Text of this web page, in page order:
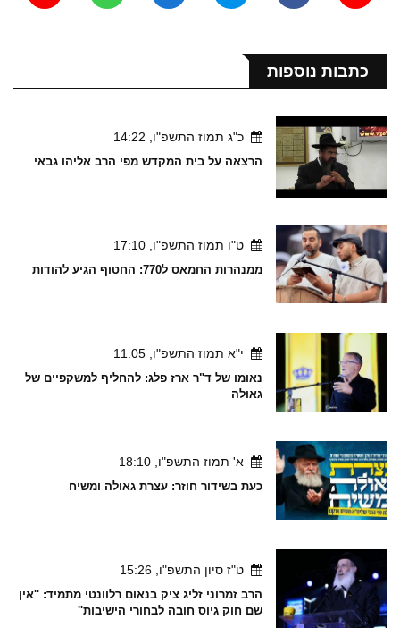
כתבות נוספות
כ"ג תמוז התשפ"ו, 14:22
הרצאה על בית המקדש מפי הרב אליהו גבאי
ט"ו תמוז התשפ"ו, 17:10
ממנהרות החמאס ל770: החטוף הגיע להודות
י"א תמוז התשפ"ו, 11:05
נאומו של ד"ר ארז פלג: להחליף למשקפיים של
גאולה
א' תמוז התשפ"ו, 18:10
כעת בשידור חוזר: עצרת גאולה ומשיח
ט"ז סיון התשפ"ו, 15:26
הרב זמרוני זליג ציק בנאום רלוונטי מתמיד: ''אין
שם חוק גיוס חובה לבחורי הישיבות''